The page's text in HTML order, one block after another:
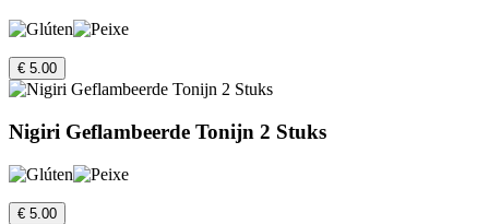
€ 5.00
Nigiri Geflambeerde Tonijn 2 Stuks
€ 5.00